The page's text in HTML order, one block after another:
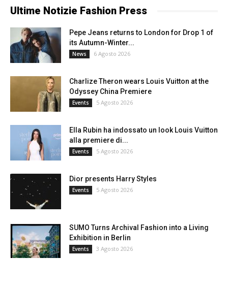
Ultime Notizie Fashion Press
Pepe Jeans returns to London for Drop 1 of
its Autumn-Winter...
News 6 Agosto 2026
Charlize Theron wears Louis Vuitton at the
Odyssey China Premiere
Events 5 Agosto 2026
Ella Rubin ha indossato un look Louis Vuitton
alla premiere di...
Events 5 Agosto 2026
Dior presents Harry Styles
Events 5 Agosto 2026
SUMO Turns Archival Fashion into a Living
Exhibition in Berlin
Events 3 Agosto 2026